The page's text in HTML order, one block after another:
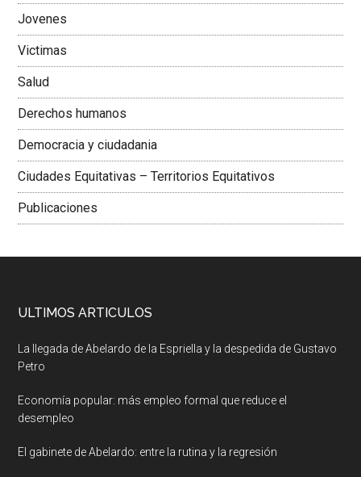
Jovenes
Victimas
Salud
Derechos humanos
Democracia y ciudadania
Ciudades Equitativas – Territorios Equitativos
Publicaciones
ULTIMOS ARTICULOS
La llegada de Abelardo de la Espriella y la despedida de Gustavo
Petro
Economía popular: más empleo formal que reduce el
desempleo
El gabinete de Abelardo: entre la rutina y la regresión